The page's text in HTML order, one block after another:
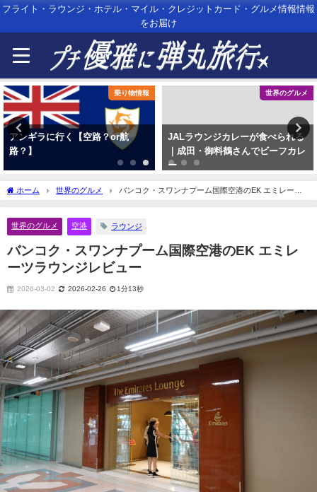
フライト・ラウンジ・ホテル・マイル・クレジットカード・グルメ情報情報
をお届け
乗り物情報
アンギラに行く【空路？or航
路？】
世界のグルメ
JALラウンジカレーが食べられる
｜成田・御料鶴さんでビーフカレ
ー
ホーム 世界のグルメ
バンコク・スワンナプーム国際空港のEK エミレーツ
ラウンジレビュー
世界のグルメ 空港 ラウンジ
バンコク・スワンナプーム国際空港のEK エミレ
ーツラウンジレビュー
2026-03-02 2026-02-26 1分13秒